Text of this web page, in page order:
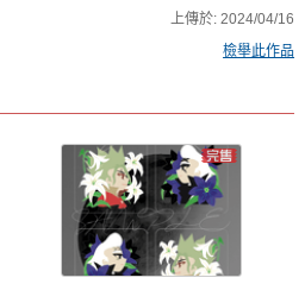
上傳於: 2024/04/16
檢舉此作品